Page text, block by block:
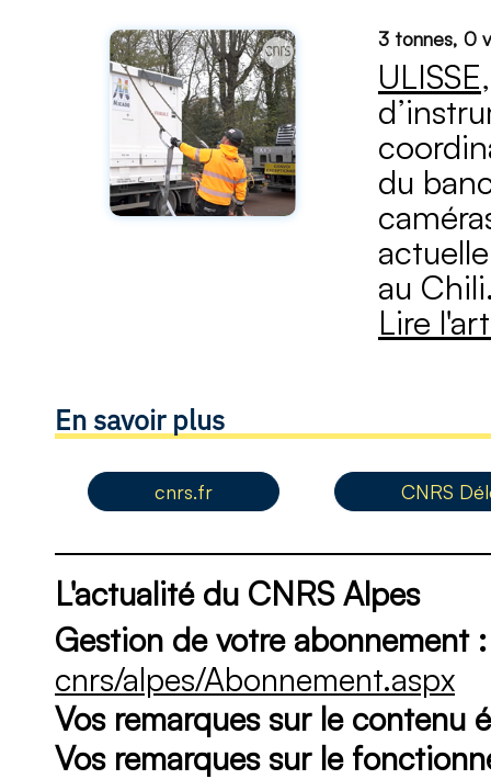
3 tonnes, 0
ULISSE
du
au
Lire
En savoir plus
cnrs.fr CNRS
L'actualité du CNRS Alpes
Gestion de votre abonnement :
cnrs/alpes/Abonnement.aspx
Vos remarques sur le contenu
Vos remarques sur le